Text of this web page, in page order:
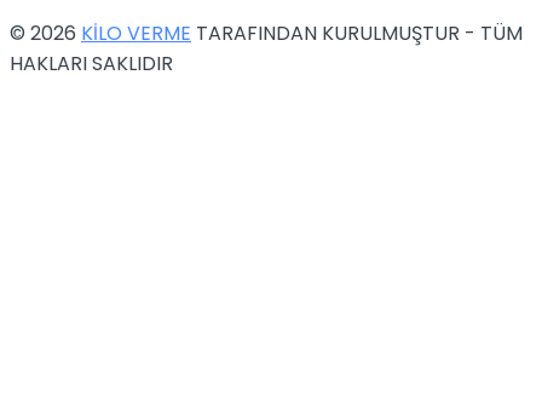
© 2026 KİLO VERME TARAFINDAN KURULMUŞTUR - TÜM
HAKLARI SAKLIDIR